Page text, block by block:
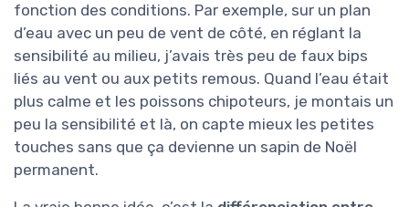
fonction des conditions. Par exemple, sur un plan
d’eau avec un peu de vent de côté, en réglant la
sensibilité au milieu, j’avais très peu de faux bips
liés au vent ou aux petits remous. Quand l’eau était
plus calme et les poissons chipoteurs, je montais un
peu la sensibilité et là, on capte mieux les petites
touches sans que ça devienne un sapin de Noël
permanent.